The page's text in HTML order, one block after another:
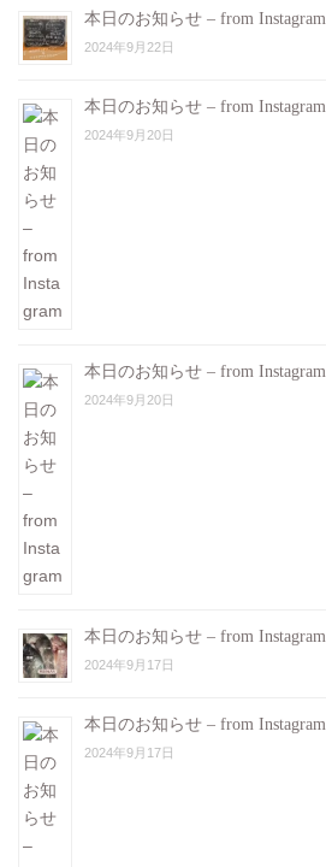
本日のお知らせ – from Instagram
2024年9月22日
本日のお知らせ – from Instagram
2024年9月20日
本日のお知らせ – from Instagram
2024年9月20日
本日のお知らせ – from Instagram
2024年9月17日
本日のお知らせ – from Instagram
2024年9月17日